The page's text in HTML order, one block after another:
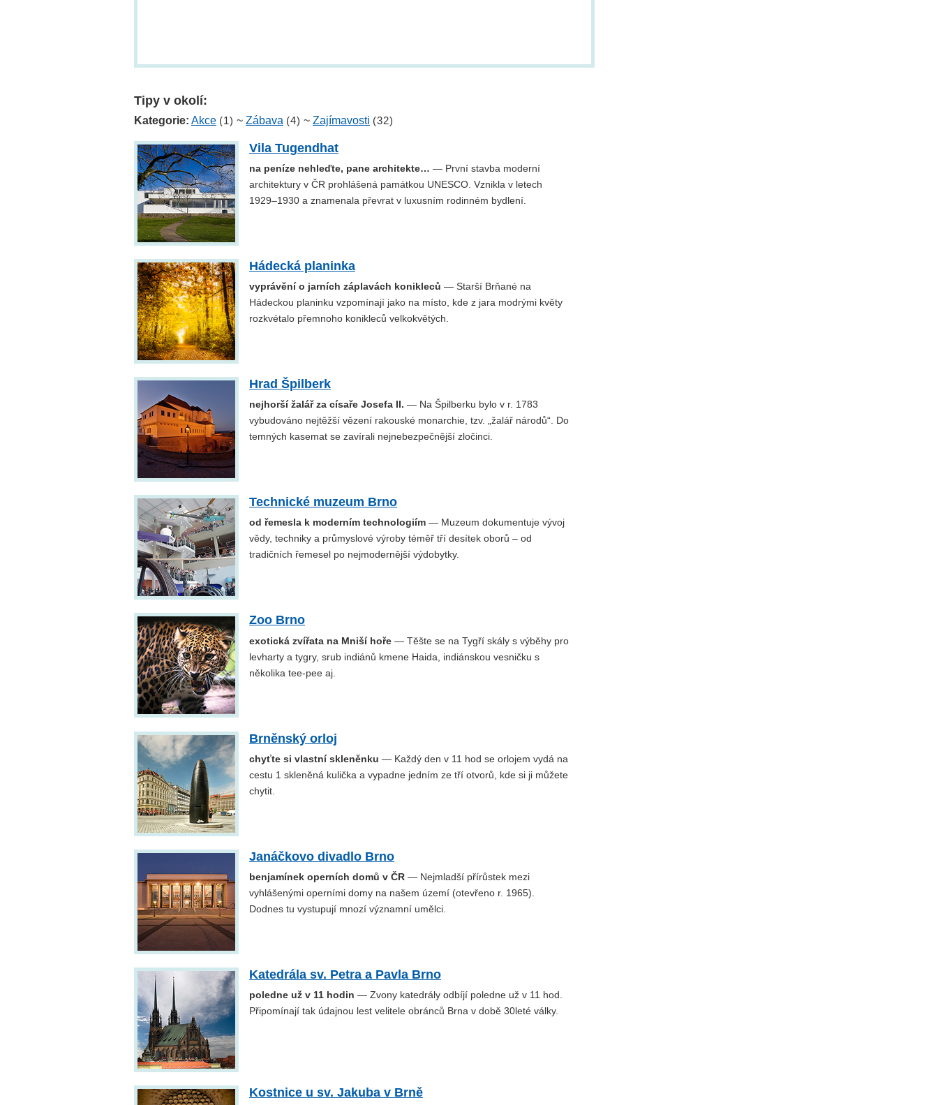
Tipy v okolí:
Kategorie: Akce (1) ~ Zábava (4) ~ Zajímavosti (32)
Vila Tugendhat
na peníze nehleďte, pane architekte… — První stavba moderní
architektury v ČR prohlášená památkou UNESCO. Vznikla v letech
1929–1930 a znamenala převrat v luxusním rodinném bydlení.
Hádecká planinka
vyprávění o jarních záplavách konikleců — Starší Brňané na
Hádeckou planinku vzpomínají jako na místo, kde z jara modrými květy
rozkvétalo přemnoho konikleců velkokvětých.
Hrad Špilberk
nejhorší žalář za císaře Josefa II. — Na Špilberku bylo v r. 1783
vybudováno nejtěžší vězení rakouské monarchie, tzv. „žalář národů“. Do
temných kasemat se zavírali nejnebezpečnější zločinci.
Technické muzeum Brno
od řemesla k moderním technologiím — Muzeum dokumentuje vývoj
vědy, techniky a průmyslové výroby téměř tří desítek oborů – od
tradičních řemesel po nejmodernější výdobytky.
Zoo Brno
exotická zvířata na Mniší hoře — Těšte se na Tygří skály s výběhy pro
levharty a tygry, srub indiánů kmene Haida, indiánskou vesničku s
několika tee-pee aj.
Brněnský orloj
chyťte si vlastní skleněnku — Každý den v 11 hod se orlojem vydá na
cestu 1 skleněná kulička a vypadne jedním ze tří otvorů, kde si ji můžete
chytit.
Janáčkovo divadlo Brno
benjamínek operních domů v ČR — Nejmladší přírůstek mezi
vyhlášenými operními domy na našem území (otevřeno r. 1965).
Dodnes tu vystupují mnozí významní umělci.
Katedrála sv. Petra a Pavla Brno
poledne už v 11 hodin — Zvony katedrály odbíjí poledne už v 11 hod.
Připomínají tak údajnou lest velitele obránců Brna v době 30leté války.
Kostnice u sv. Jakuba v Brně